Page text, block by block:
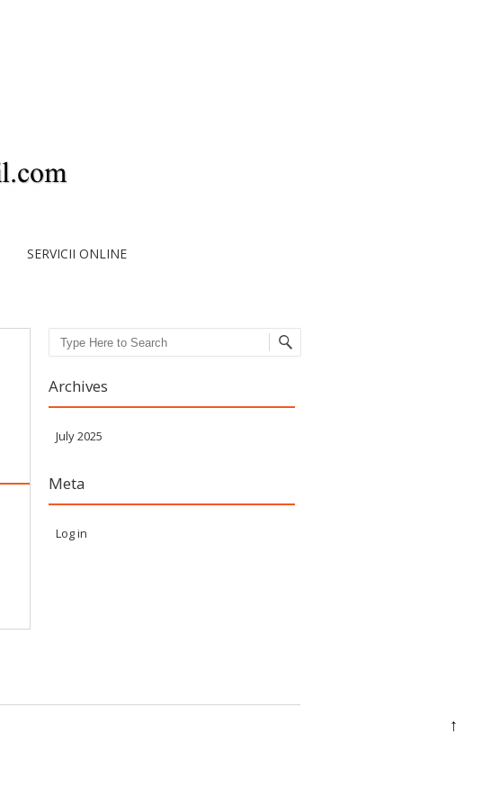
SERVICII ONLINE
Search
Archives
July 2025
Meta
Log in
↑